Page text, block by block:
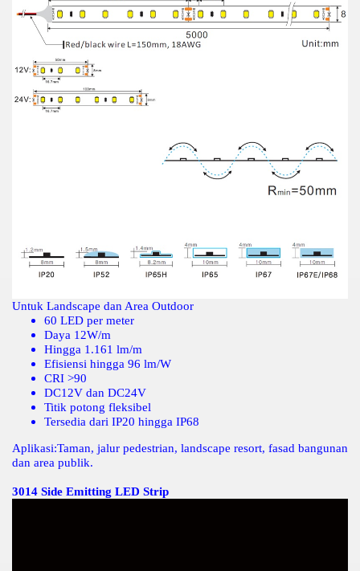
Untuk Landscape dan Area Outdoor
60 LED per meter
Daya 12W/m
Hingga 1.161 lm/m
Efisiensi hingga 96 lm/W
CRI >90
DC12V dan DC24V
Titik potong fleksibel
Tersedia dari IP20 hingga IP68
Aplikasi:Taman, jalur pedestrian, landscape resort, fasad bangunan
dan area publik.
3014 Side Emitting LED Strip